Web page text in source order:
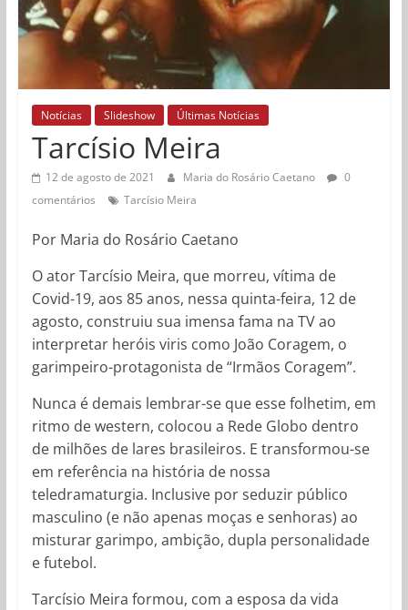
Notícias Slideshow Últimas Notícias
Tarcísio Meira
12 de agosto de 2021 Maria do Rosário Caetano
0
comentários
Tarcísio Meira
Por Maria do Rosário Caetano
O ator Tarcísio Meira, que morreu, vítima de
Covid-19, aos 85 anos, nessa quinta-feira, 12 de
agosto, construiu sua imensa fama na TV ao
interpretar heróis viris como João Coragem, o
garimpeiro-protagonista de “Irmãos Coragem”.
Nunca é demais lembrar-se que esse folhetim, em
ritmo de western, colocou a Rede Globo dentro
de milhões de lares brasileiros. E transformou-se
em referência na história de nossa
teledramaturgia. Inclusive por seduzir público
masculino (e não apenas moças e senhoras) ao
misturar garimpo, ambição, dupla personalidade
e futebol.
Tarcísio Meira formou, com a esposa da vida